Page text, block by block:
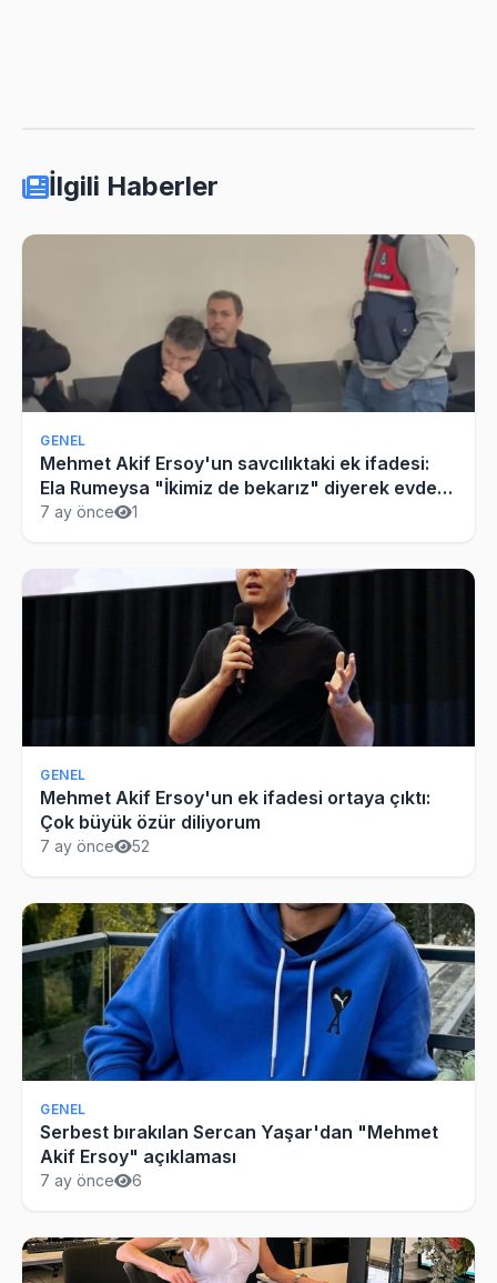
İlgili Haberler
GENEL
Mehmet Akif Ersoy'un savcılıktaki ek ifadesi:
Ela Rumeysa "İkimiz de bekarız" diyerek evde
görüşmek istedi
7 ay önce 1
GENEL
Mehmet Akif Ersoy'un ek ifadesi ortaya çıktı:
Çok büyük özür diliyorum
7 ay önce 52
GENEL
Serbest bırakılan Sercan Yaşar'dan "Mehmet
Akif Ersoy" açıklaması
7 ay önce 6